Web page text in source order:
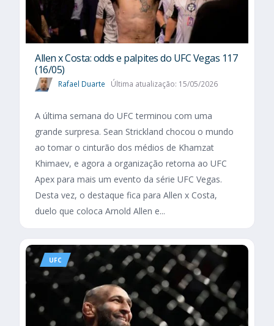
Allen x Costa: odds e palpites do UFC Vegas 117
(16/05)
Rafael Duarte Última atualização: 15/05/2026
A última semana do UFC terminou com uma
grande surpresa. Sean Strickland chocou o mundo
ao tomar o cinturão dos médios de Khamzat
Khimaev, e agora a organização retorna ao UFC
Apex para mais um evento da série UFC Vegas.
Desta vez, o destaque fica para Allen x Costa,
duelo que coloca Arnold Allen e...
UFC